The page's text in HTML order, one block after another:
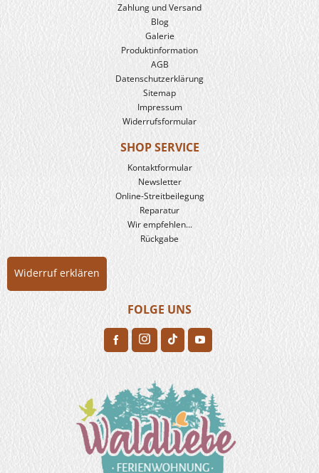
Zahlung und Versand
Blog
Galerie
Produkt­information
AGB
Datenschutzerklärung
Sitemap
Impressum
Widerrufsformular
SHOP SERVICE
Kontaktformular
Newsletter
Online-Streitbeilegung
Reparatur
Wir empfehlen...
Rückgabe
Widerruf erklären
FOLGE UNS
H F